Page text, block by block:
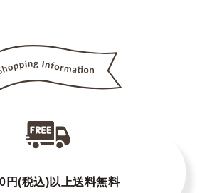
円(税込)以上送料無料